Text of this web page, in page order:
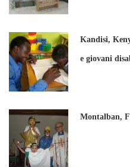
Kandisi,
e giovani
Montalban,